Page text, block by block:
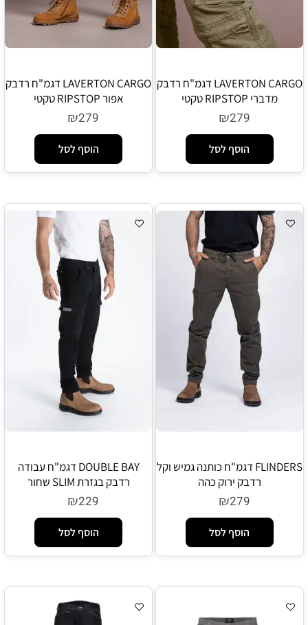
LAVERTON CARGO דגמ"ח רדבק
מדברי RIPSTOP טקטי
₪279
הוסף לסל
LAVERTON CARGO דגמ"ח רדבק
אפור RIPSTOP טקטי
₪279
הוסף לסל
FLINDERS דגמ"ח כותנה גמיש וקל
רדבק ירוק כהה
₪279
הוסף לסל
DOUBLE BAY דגמ"ח עבודה
רדבק בגזרת SLIM שחור
₪229
הוסף לסל